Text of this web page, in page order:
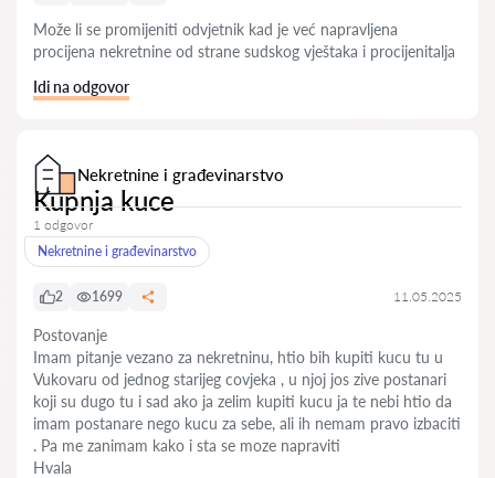
Može li se promijeniti odvjetnik kad je već napravljena
procijena nekretnine od strane sudskog vještaka i procijenitalja
Idi na odgovor
Nekretnine i građevinarstvo
Kupnja kuce
1 odgovor
Nekretnine i građevinarstvo
2 1699 11.05.2025
Postovanje
Imam pitanje vezano za nekretninu, htio bih kupiti kucu tu u
Vukovaru od jednog starijeg covjeka , u njoj jos zive postanari
koji su dugo tu i sad ako ja zelim kupiti kucu ja te nebi htio da
imam postanare nego kucu za sebe, ali ih nemam pravo izbaciti
. Pa me zanimam kako i sta se moze napraviti
Hvala